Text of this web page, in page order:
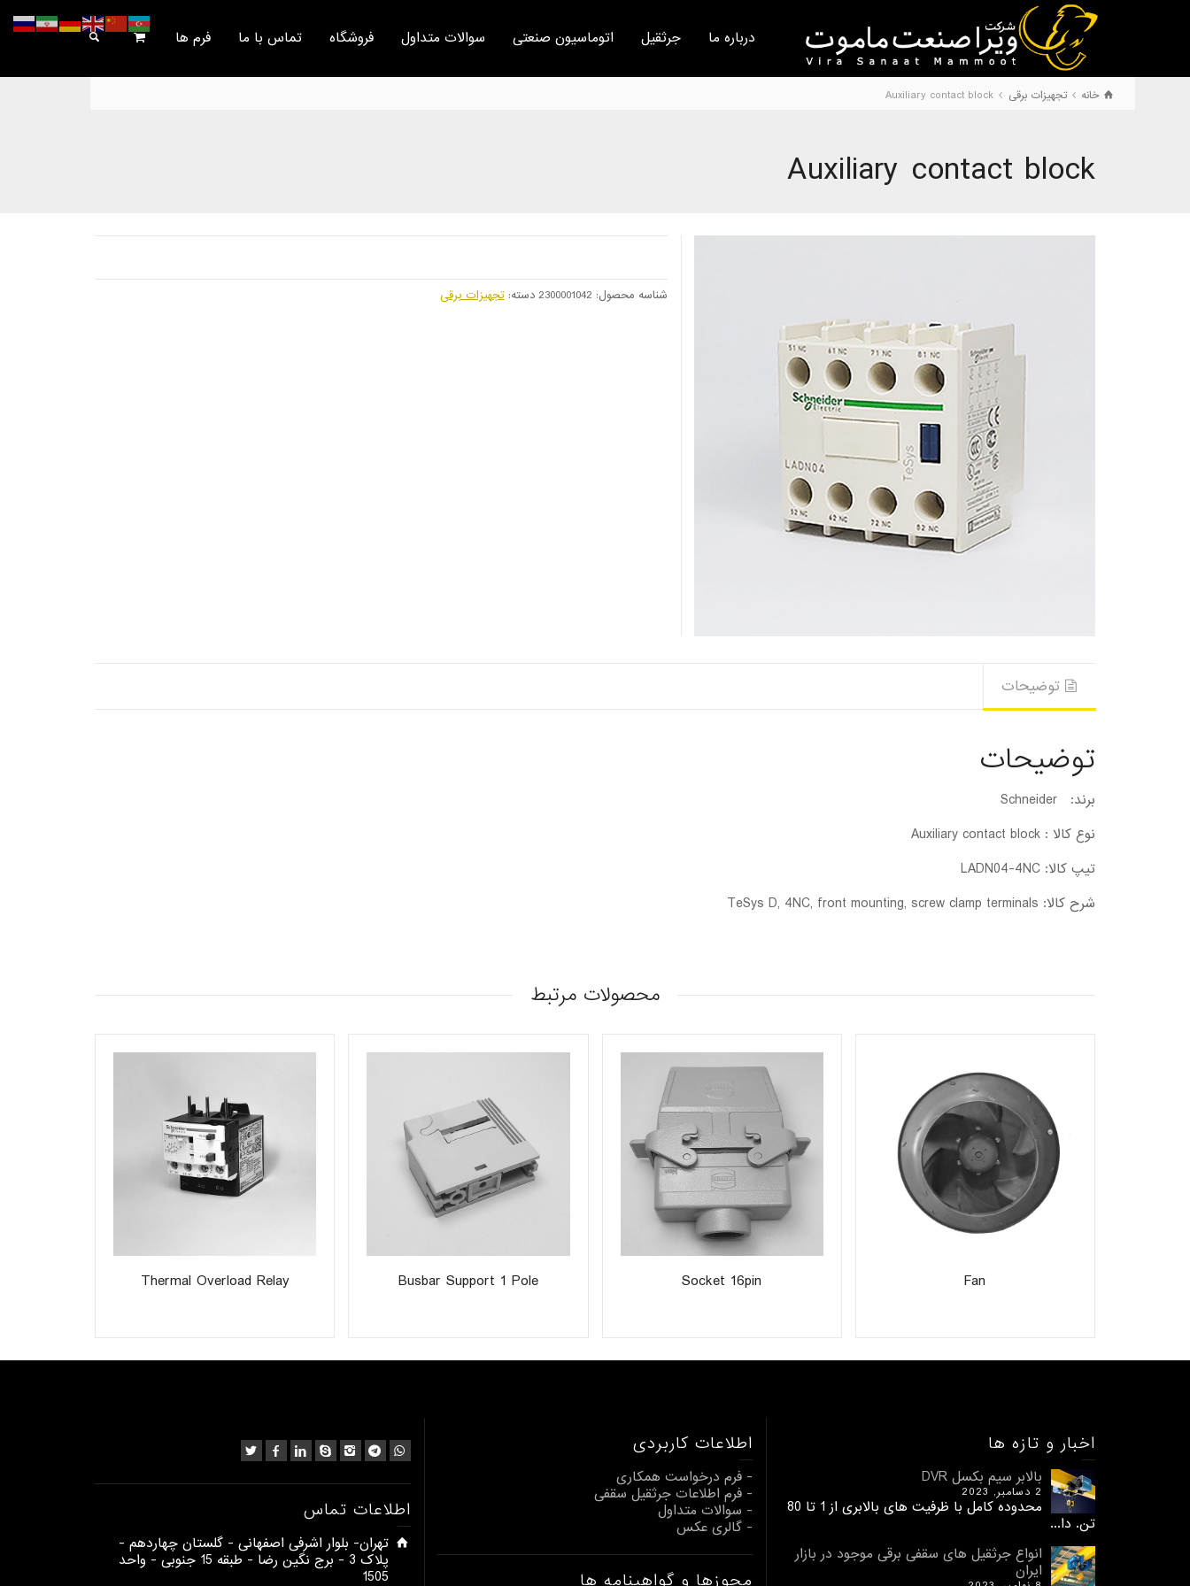
درباره ما جرثقیل اتوماسیون صنعتی سوالات متداول فروشگاه تماس با ما فرم ها
خانه تجهیزات برقی Auxiliary contact block
Auxiliary contact block
شناسه محصول: 2300001042 دسته:تجهیزات برقی
توضیحات
توضیحات
برند: Schneider
نوع کالا : Auxiliary contact block
تیپ کالا: LADN04-4NC
شرح کالا: TeSys D, 4NC, front mounting, screw clamp terminals
محصولات مرتبط
Fan
Socket 16pin
Busbar Support 1 Pole
Thermal Overload Relay
اخبار و تازه ها
بالابر سیم بکسل DVR
2 دسامبر, 2023
محدوده کامل با ظرفیت های بالابری از 1 تا 80
تن. دا...
انواع جرثقیل های سقفی برقی موجود در بازار
ایران
اطلاعات کاربردی
- فرم درخواست همکاری
- فرم اطلاعات جرثقیل سقفی
- سوالات متداول
- گالری عکس
مجوزها و گواهینامه ها
اطلاعات تماس
​تهران- بلوار اشرفی اصفهانی - گلستان چهاردهم -
پلاک 3 - برج نگین رضا - طبقه 15 جنوبی - واحد
1505​